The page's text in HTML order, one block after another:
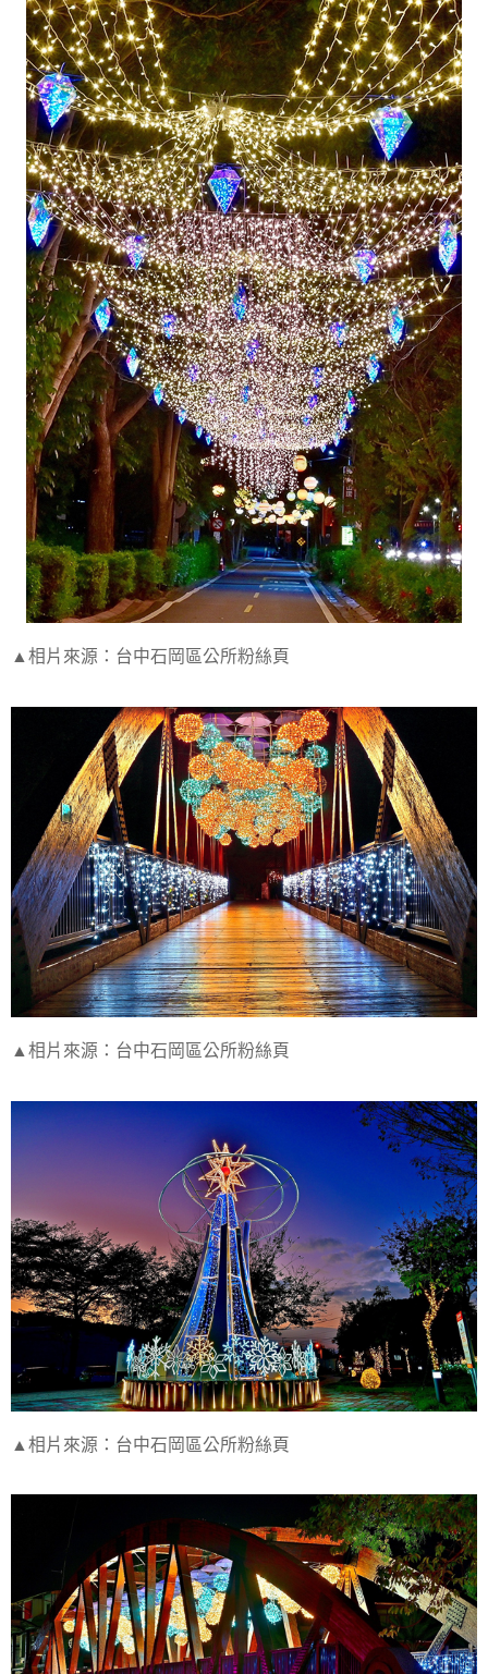
▲相片來源：台中石岡區公所粉絲頁
▲相片來源：台中石岡區公所粉絲頁
▲相片來源：台中石岡區公所粉絲頁